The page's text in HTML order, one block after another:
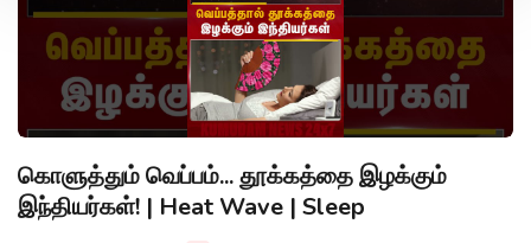
கொளுத்தும் வெப்பம்... தூக்கத்தை இழக்கும்
இந்தியர்கள்! | Heat Wave | Sleep